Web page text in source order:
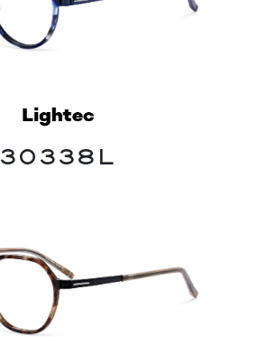
30338L